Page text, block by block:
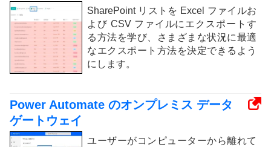
SharePoint リストを Excel ファイルお
よび CSV ファイルにエクスポートす
る方法を学び、さまざまな状況に最適
なエクスポート方法を決定できるよう
にします。
Power Automate のオンプレミス データ
ゲートウェイ
ユーザーがコンピューターから離れて